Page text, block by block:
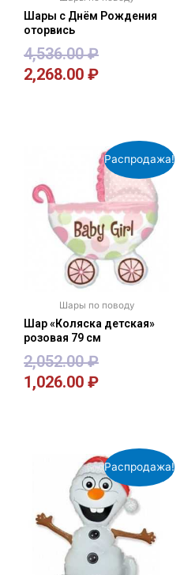
Шары с Днём Рождения
оторвись
4,536.00₽
2,268.00 ₽
Распродажа!
Шары по поводу
Шар «Коляска детская»
розовая 79 см
2,052.00₽
1,026.00 ₽
Распродажа!